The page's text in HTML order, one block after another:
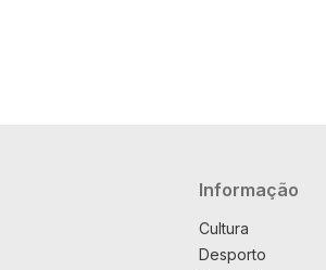
Informação
Cultura
Desporto